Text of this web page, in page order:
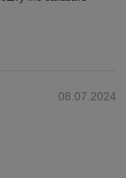
08.07.2024